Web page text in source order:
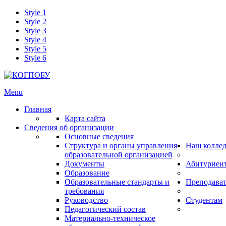
Style 1
Style 2
Style 3
Style 4
Style 5
Style 6
Menu
Главная
Карта сайта
Сведения об организации
Основные сведения
Структура и органы управления
образовательной организацией
Документы
Образование
Образовательные стандарты и
требования
Руководство
Педагогический состав
Материально-техническое
Наш
Студентам